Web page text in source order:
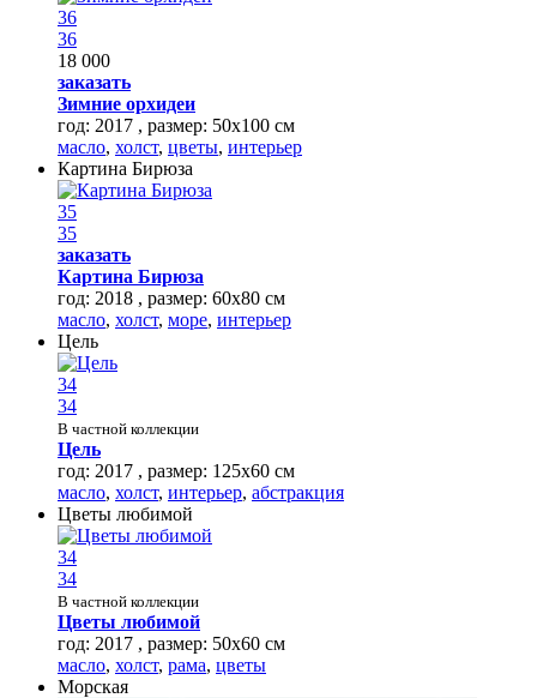
36
36
18 000
заказать
Зимние орхидеи
год: 2017 , размер: 50х100 см
масло, холст, цветы, интерьер
Картина Бирюза
35
35
заказать
Картина Бирюза
год: 2018 , размер: 60х80 см
масло, холст, море, интерьер
Цель
34
34
В частной коллекции
Цель
год: 2017 , размер: 125х60 см
масло, холст, интерьер, абстракция
Цветы любимой
34
34
В частной коллекции
Цветы любимой
год: 2017 , размер: 50х60 см
масло, холст, рама, цветы
Морская